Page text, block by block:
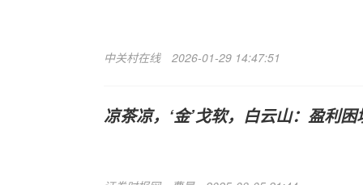
中关村在线 2026-01-29 14:47:51
凉茶凉，‘金’戈软，白云山：盈利